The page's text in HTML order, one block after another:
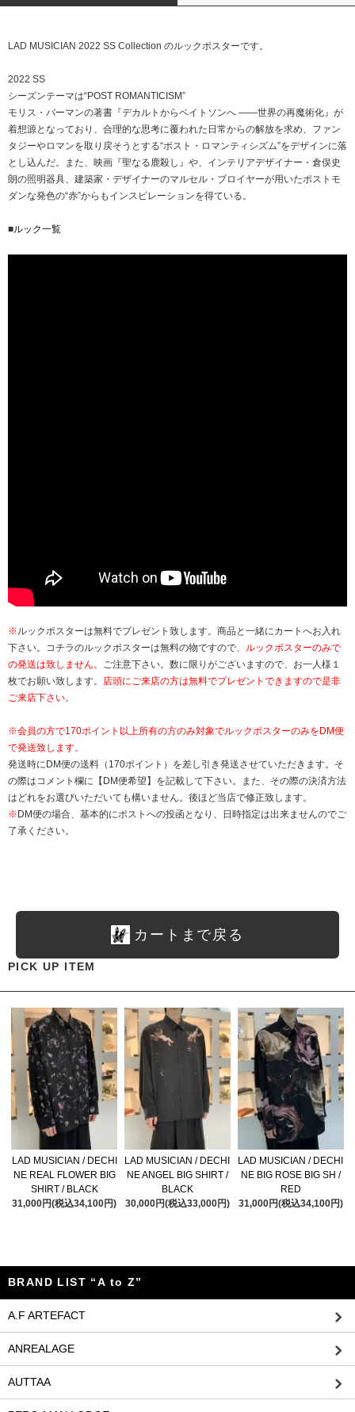
LAD MUSICIAN 2022 SS Collection のルックポスターです。
2022 SS
シーズンテーマは“POST ROMANTICISM”
モリス・バーマンの著書『デカルトからベイトソンへ ――世界の再魔術化』が
着想源となっており、合理的な思考に覆われた日常からの解放を求め、ファン
タジーやロマンを取り戻そうとする“ポスト・ロマンティシズム”をデザインに落
とし込んだ。また、映画『聖なる鹿殺し』や、インテリアデザイナー・倉俣史
朗の照明器具、建築家・デザイナーのマルセル・ブロイヤーが用いたポストモ
ダンな発色の“赤”からもインスピレーションを得ている。
■ルック一覧
※ルックポスターは無料でプレゼント致します。商品と一緒にカートへお入れ
下さい。コチラのルックポスターは無料の物ですので、 ルックポスターのみで
の発送は致しません。 ご注意下さい。数に限りがございますので、お一人様１
枚でお願い致します。 店頭にご来店の方は無料でプレゼントできますので是非
ご来店下さい。
※会員の方で170ポイント以上所有の方のみ対象でルックポスターのみをDM便
で発送致します。
発送時にDM便の送料（170ポイント）を差し引き発送させていただきます。そ
の際はコメント欄に【DM便希望】を記載して下さい。また、その際の決済方法
はどれをお選びいただいても構いません。後ほど当店で修正致します。
※ DM便の場合、基本的にポストへの投函となり、日時指定は出来ませんのでご
了承ください。
カートまで戻る
PICK UP ITEM
LAD MUSICIAN / DECHI
NE REAL FLOWER BIG
SHIRT / BLACK
31,000円(税込34,100円)
LAD MUSICIAN / DECHI
NE ANGEL BIG SHIRT /
BLACK
30,000円(税込33,000円)
LAD MUSICIAN / DECHI
NE BIG ROSE BIG SH /
RED
31,000円(税込34,100円)
BRAND LIST “A to Z”
A.F ARTEFACT
ANREALAGE
AUTTAA